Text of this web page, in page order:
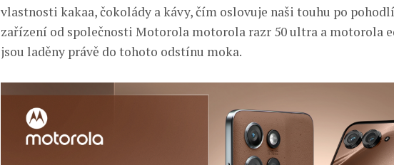
vlastnosti kakaa, čokolády a kávy, čím oslovuje naši touhu po pohodlí.
zařízení od společnosti Motorola motorola razr 50 ultra a motorola
jsou laděny právě do tohoto odstínu moka.